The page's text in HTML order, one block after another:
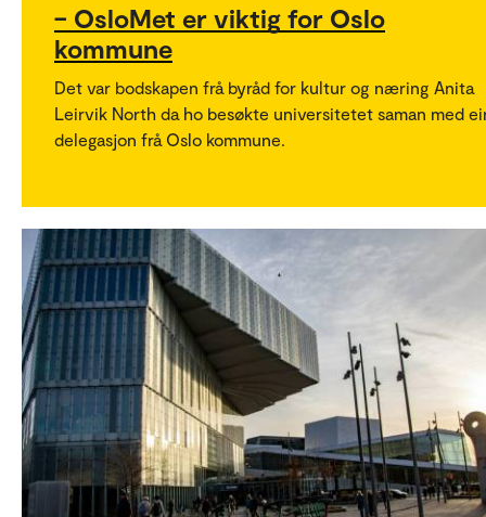
– OsloMet er viktig for Oslo
kommune
Det var bodskapen frå byråd for kultur og næring Anita
Leirvik North da ho besøkte universitetet saman med
delegasjon frå Oslo kommune.